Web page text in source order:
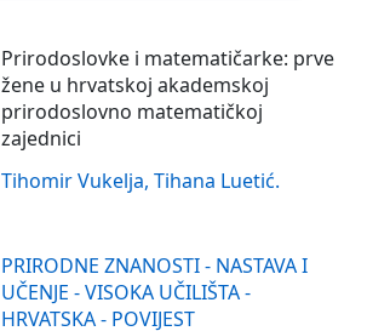
Prirodoslovke i matematičarke: prve
žene u hrvatskoj akademskoj
prirodoslovno matematičkoj
zajednici
Tihomir Vukelja, Tihana Luetić.
PRIRODNE ZNANOSTI - NASTAVA I
UČENJE - VISOKA UČILIŠTA -
HRVATSKA - POVIJEST